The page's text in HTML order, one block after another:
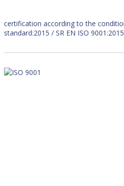
certification according to the
standard:2015 / SR EN ISO 9001:2015